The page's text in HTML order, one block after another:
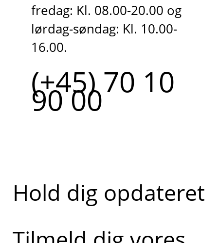
fredag: Kl. 08.00-20.00 og
lørdag-søndag: Kl. 10.00-
16.00.
(+45) 70 10
90 00
Hold dig opdateret